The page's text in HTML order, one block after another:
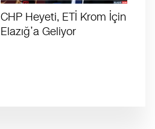
CHP Heyeti, ETİ Krom İçin
Elazığ’a Geliyor